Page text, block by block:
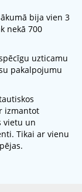
bija vien 3
nekā 700
uzticamu
pakalpojumu
izmantot
vietu un
Tikai ar vienu